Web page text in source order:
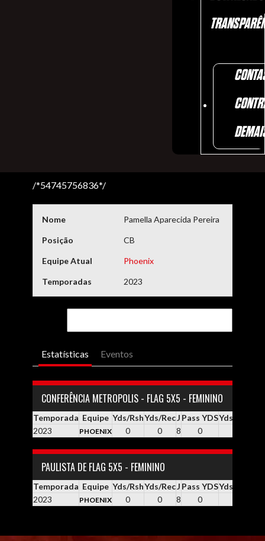
/*54745756836*/
Nome Pamella Aparecida Pereira
Posição CB
Equipe Atual Phoenix
Temporadas 2023
Estatísticas Eventos
CONFERÊNCIA METROPOLIS - FLAG 5X5 - FEMININO
Temporada Equipe Yds/RshYds/RecJ Pass YDSYds / Pass
2023
PHOENIX 0 0 8 0
PAULISTA DE FLAG 5X5 - FEMININO
Temporada Equipe Yds/RshYds/RecJ Pass YDSYds / Pass
2023
PHOENIX 0 0 8 0